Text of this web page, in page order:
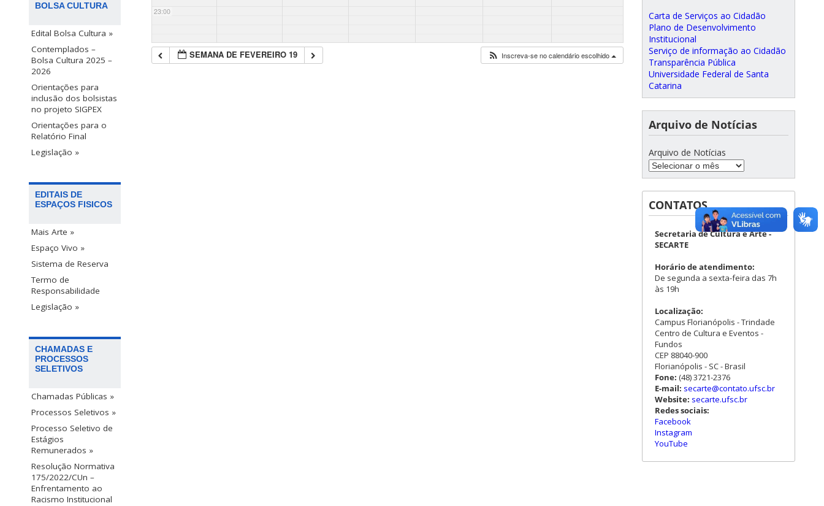
BOLSA CULTURA
Edital Bolsa Cultura »
Contemplados –
Bolsa Cultura 2025 –
2026
Orientações para
inclusão dos bolsistas
no projeto SIGPEX
Orientações para o
Relatório Final
Legislação »
EDITAIS DE
ESPAÇOS FISICOS
Mais Arte »
Espaço Vivo »
Sistema de Reserva
Termo de
Responsabilidade
Legislação »
CHAMADAS E
PROCESSOS
SELETIVOS
Chamadas Públicas »
Processos Seletivos »
Processo Seletivo de
Estágios
Remunerados »
Resolução Normativa
175/2022/CUn –
Enfrentamento ao
Racismo Institucional
23:00
SEMANA DE FEVEREIRO 19 Inscreva-se no calendário escolhido
Carta de Serviços ao Cidadão
Plano de Desenvolvimento
Institucional
Serviço de informação ao Cidadão
Transparência Pública
Universidade Federal de Santa
Catarina
Arquivo de Notícias
Arquivo de Notícias
CONTATOS
Secretaria de Cultura e Arte -
SECARTE
Horário de atendimento:
De segunda a sexta-feira das 7h
às 19h
Localização:
Campus Florianópolis - Trindade
Centro de Cultura e Eventos -
Fundos
CEP 88040-900
Florianópolis - SC - Brasil
Fone: (48) 3721-2376
E-mail: secarte@contato.ufsc.br
Website: secarte.ufsc.br
Redes sociais:
Facebook
Instagram
YouTube